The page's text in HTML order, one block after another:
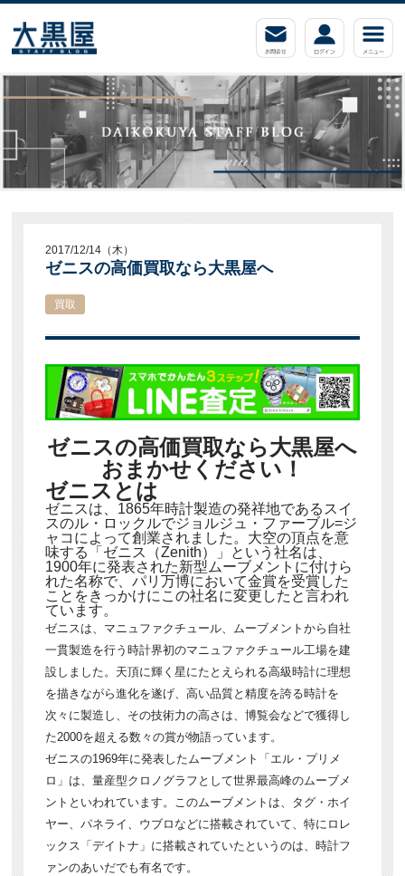
2017/12/14（木）
ゼニスの高価買取なら大黒屋へ
買取
ゼニスの高価買取なら大黒屋へ
おまかせください！
ゼニスとは
ゼニスは、1865年時計製造の発祥地であるスイ
スのル・ロックルでジョルジュ・ファーブル=ジ
ャコによって創業されました。大空の頂点を意
味する「ゼニス（Zenith）」という社名は、
1900年に発表された新型ムーブメントに付けら
れた名称で、パリ万博において金賞を受賞した
ことをきっかけにこの社名に変更したと言われ
ています。
ゼニスは、マニュファクチュール、ムーブメントから自社
一貫製造を行う時計界初のマニュファクチュール工場を建
設しました。天頂に輝く星にたとえられる高級時計に理想
を描きながら進化を遂げ、高い品質と精度を誇る時計を
次々に製造し、その技術力の高さは、博覧会などで獲得し
た2000を超える数々の賞が物語っています。
ゼニスの1969年に発表したムーブメント「エル・プリメ
ロ」は、量産型クロノグラフとして世界最高峰のムーブメ
ントといわれています。このムーブメントは、タグ・ホイ
ヤー、パネライ、ウブロなどに搭載されていて、特にロレ
ックス「デイトナ」に搭載されていたというのは、時計フ
ァンのあいだでも有名です。